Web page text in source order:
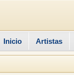
Inicio Artistas